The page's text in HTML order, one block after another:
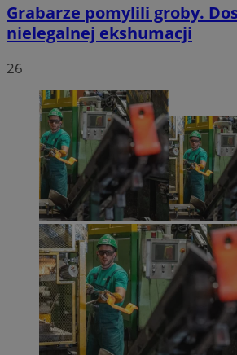
Grabarze pomylili groby.
nielegalnej ekshumacji
26